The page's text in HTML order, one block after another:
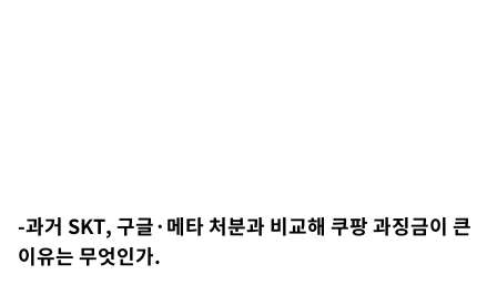
-과거 SKT, 구글·메타 처분과 비교해 쿠팡 과징금이 큰
이유는 무엇인가.